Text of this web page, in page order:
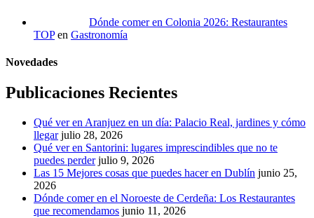
Dónde comer en Colonia 2026: Restaurantes
TOP en Gastronomía
Novedades
Publicaciones Recientes
Qué ver en Aranjuez en un día: Palacio Real, jardines y cómo
llegar julio 28, 2026
Qué ver en Santorini: lugares imprescindibles que no te
puedes perder julio 9, 2026
Las 15 Mejores cosas que puedes hacer en Dublín junio 25,
2026
Dónde comer en el Noroeste de Cerdeña: Los Restaurantes
que recomendamos junio 11, 2026